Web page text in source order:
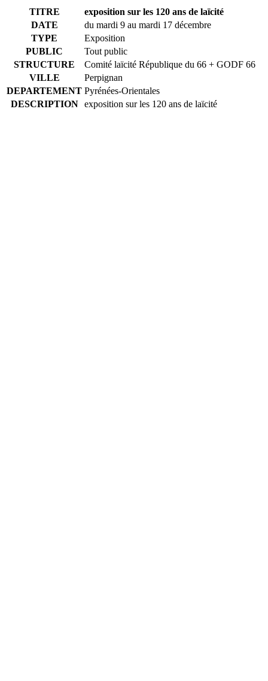
TITRE
exposition sur les 120 ans de laïcité
DATE
du mardi 9 au mardi 17 décembre
TYPE
Exposition
PUBLIC
Tout public
STRUCTURE
Comité laïcité République du 66 + GODF 66
VILLE
Perpignan
DEPARTEMENT Pyrénées-Orientales
DESCRIPTION
exposition sur les 120 ans de laïcité